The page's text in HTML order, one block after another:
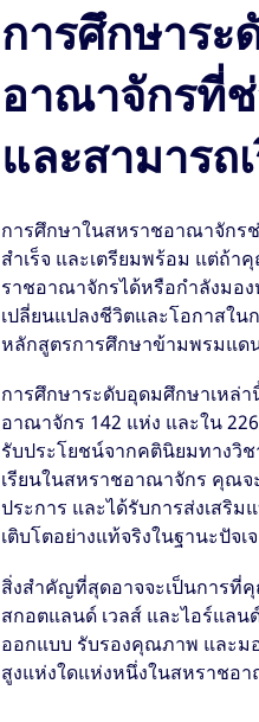
การศึกษาร
อาณาจักรที่
และสามารถ
การศึกษาในสหราชอาณาจักร
สำเร็จ และเตรียมพร้อม แต่ถ้
ราชอาณาจักรได้หรือกำลังมอ
เปลี่ยนแปลงชีวิตและโอกาสใ
หลักสูตรการศึกษาข้ามพรมแด
การศึกษาระดับอุดมศึกษาเหล่
อาณาจักร 142 แห่ง และใน
รับประโยชน์จากคตินิยมทางวิ
เรียนในสหราชอาณาจักร คุณจ
ประการ และได้รับการส่งเสริ
เติบโตอย่างแท้จริงในฐานะปัจเ
สิ่งสำคัญที่สุดอาจจะเป็นการที่
สกอตแลนด์ เวลส์ และไอร์แล
ออกแบบ รับรองคุณภาพ และม
สูงแห่งใดแห่งหนึ่งในสหราชอ